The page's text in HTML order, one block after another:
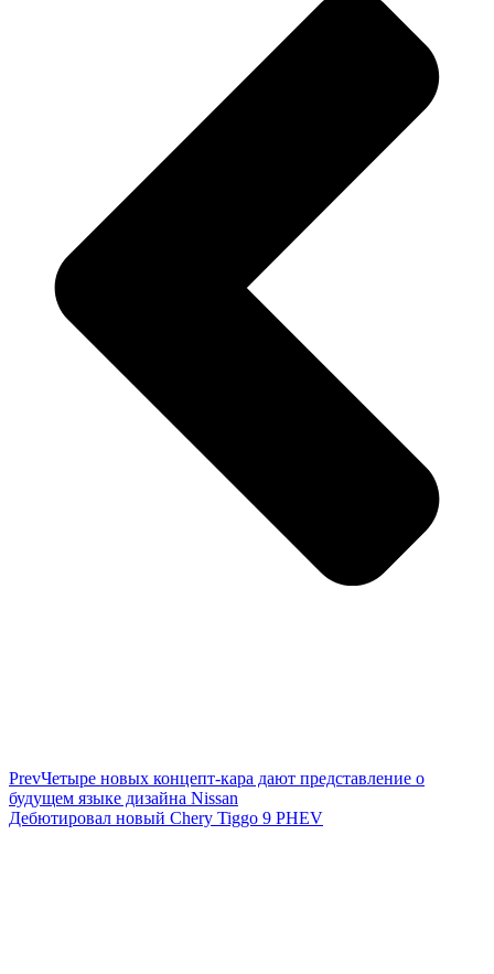
PrevЧетыре новых концепт-кара дают представление о
будущем языке дизайна Nissan
Дебютировал новый Chery Tiggo 9 PHEV